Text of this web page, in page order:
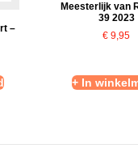
–
Meesterlijk van
39 2023
€ 9,95
+ In